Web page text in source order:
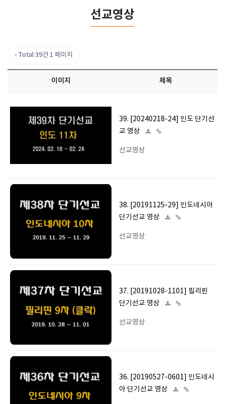
선교영상
Total 39건 1 페이지
이미지 제목
39. [20240218-24] 인도 단기선
교 영상
선교영상
38. [20191125-29] 인도네시아
단기선교 영상
선교영상
37. [20191028-1101] 필리핀
단기선교 영상
선교영상
36. [20190527-0601] 인도네시
아 단기선교 영상